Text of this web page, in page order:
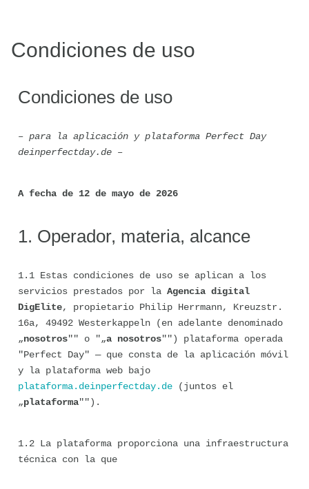
Condiciones de uso
Condiciones de uso
– para la aplicación y plataforma Perfect Day
deinperfectday.de –
A fecha de 12 de mayo de 2026
1. Operador, materia, alcance
1.1 Estas condiciones de uso se aplican a los
servicios prestados por la Agencia digital
DigElite, propietario Philip Herrmann, Kreuzstr.
16a, 49492 Westerkappeln (en adelante denominado
„nosotros"" o "„a nosotros"") plataforma operada
"Perfect Day" — que consta de la aplicación móvil
plataforma.deinperfectday.de (juntos el
„plataforma"").
1.2 La plataforma proporciona una infraestructura
técnica con la que